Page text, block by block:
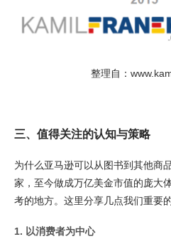
整理自：
三、值得关注的认知与策略
为什么亚马逊可以从图书到其他商
家，至今做成万亿美金市值的庞大
考的地方。这里分享几点我们重要
1. 以消费者为中心